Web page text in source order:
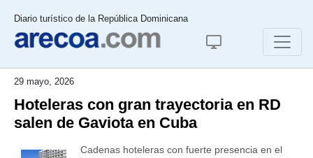
Diario turístico de la República Dominicana
29 mayo, 2026
Hoteleras con gran trayectoria en RD
salen de Gaviota en Cuba
Cadenas hoteleras con fuerte presencia en el